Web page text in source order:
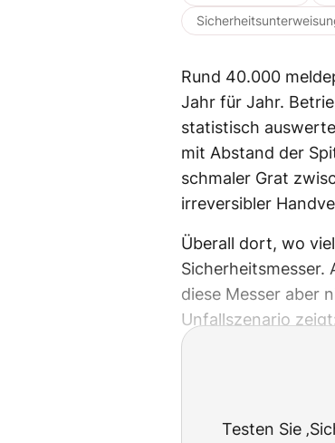
Rund 40.000
Jahr für Jahr.
statistisch
mit Abstand der
schmaler Grat
irreversibler
Überall dort, wo
Sicherheitsmesser.
diese Messer aber
Unfallszenario
Testen Sie